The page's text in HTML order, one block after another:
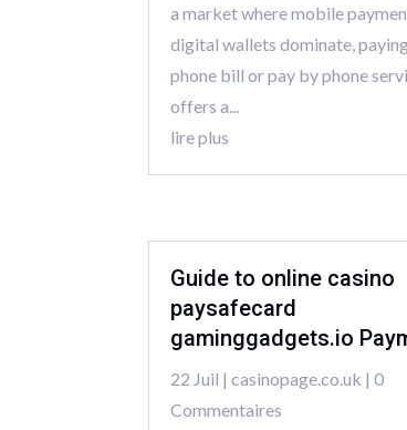
a market where mobile
digital wallets dominate,
phone bill or pay by phone
offers a...
lire plus
Guide to online casino
paysafecard
gaminggadgets.io
22 Juil |casinopage.co.uk | 0
Commentaires